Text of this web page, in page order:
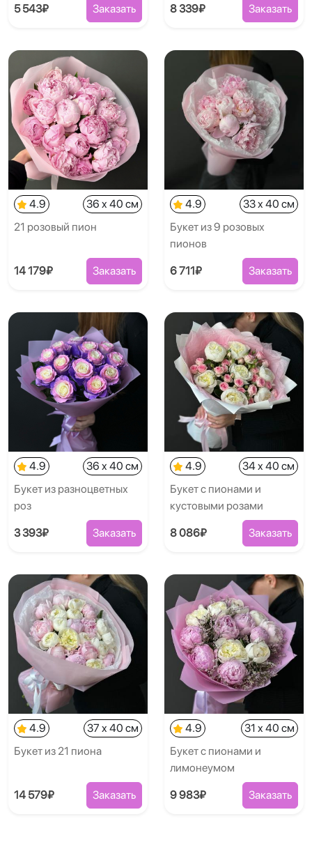
5 543₽ Заказать 8 339₽ Заказать
4.9
36 x 40 см
21 розовый пион
14 179₽ Заказать
4.9
33 x 40 см
Букет из 9 розовых
пионов
6 711₽ Заказать
4.9
36 x 40 см
Букет из разноцветных
роз
3 393₽ Заказать
4.9
34 x 40 см
Букет с пионами и
кустовыми розами
8 086₽ Заказать
4.9
37 x 40 см
Букет из 21 пиона
14 579₽ Заказать
4.9
31 x 40 см
Букет с пионами и
лимонеумом
9 983₽ Заказать